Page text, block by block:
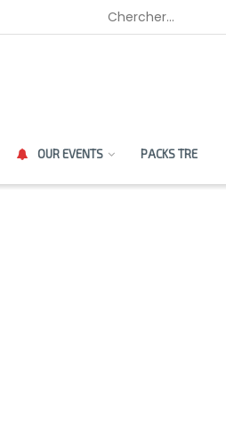
OUR EVENTS PACKS TRE